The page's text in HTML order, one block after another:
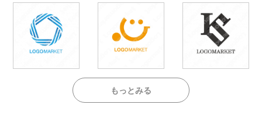
もっとみる